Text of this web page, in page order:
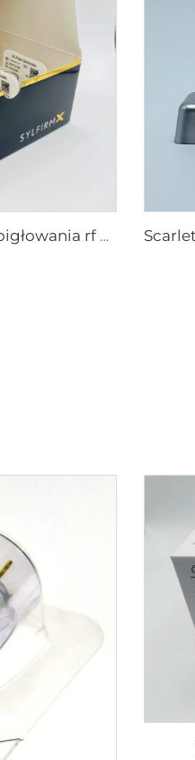
Sylfirm X końcówki do mikroigłowania rf XE-25